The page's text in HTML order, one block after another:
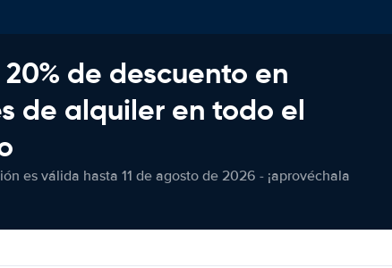
de descuento en
de alquiler en todo el
es válida hasta 11 de agosto de 2026 - ¡aprovéchala